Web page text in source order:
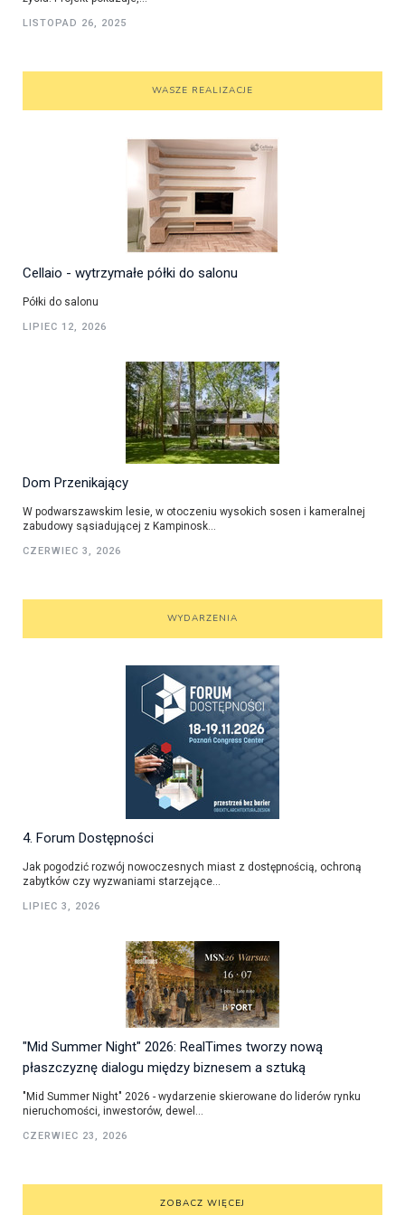
LISTOPAD 26, 2025
WASZE REALIZACJE
Cellaio - wytrzymałe półki do salonu
Półki do salonu
LIPIEC 12, 2026
Dom Przenikający
W podwarszawskim lesie, w otoczeniu wysokich sosen i kameralnej
zabudowy sąsiadującej z Kampinosk...
CZERWIEC 3, 2026
WYDARZENIA
4. Forum Dostępności
Jak pogodzić rozwój nowoczesnych miast z dostępnością, ochroną
zabytków czy wyzwaniami starzejące...
LIPIEC 3, 2026
"Mid Summer Night" 2026: RealTimes tworzy nową
płaszczyznę dialogu między biznesem a sztuką
"Mid Summer Night" 2026 - wydarzenie skierowane do liderów rynku
nieruchomości, inwestorów, dewel...
CZERWIEC 23, 2026
ZOBACZ WIĘCEJ